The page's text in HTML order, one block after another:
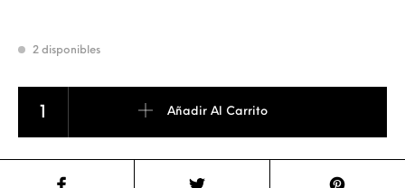
2 disponibles
Añadir Al Carrito